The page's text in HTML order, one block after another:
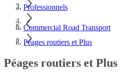
Professionnels
Commercial Road Transport
Péages routiers et Plus
Péages routiers et Plus